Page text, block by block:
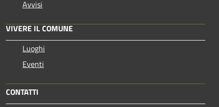
Avvisi
VIVERE IL COMUNE
Luoghi
Eventi
CONTATTI